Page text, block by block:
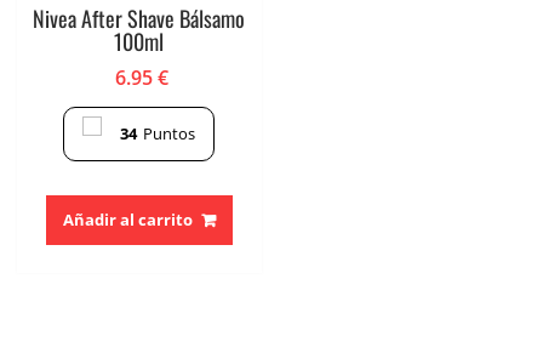
Nivea After Shave Bálsamo
100ml
6.95€
34 Puntos
Añadir al carrito